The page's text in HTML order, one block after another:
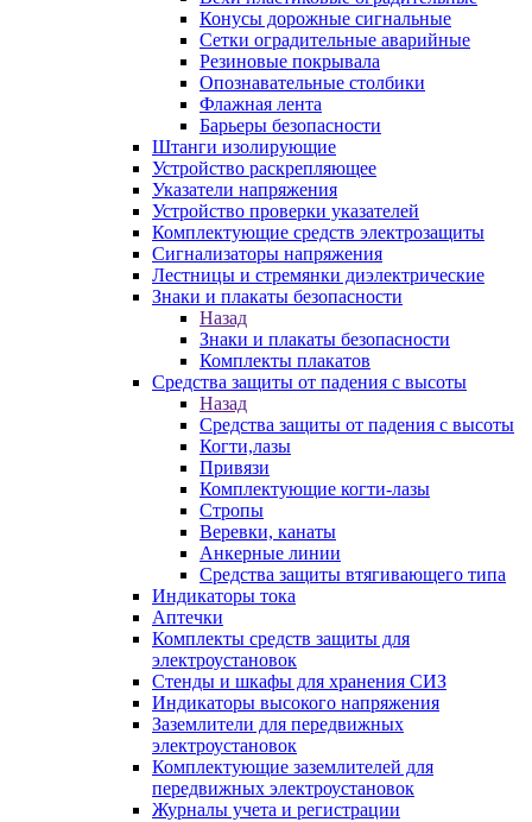
Конусы дорожные сигнальные
Сетки оградительные аварийные
Резиновые покрывала
Опознавательные столбики
Флажная лента
Барьеры безопасности
Штанги изолирующие
Устройство раскрепляющее
Указатели напряжения
Устройство проверки указателей
Комплектующие средств электрозащиты
Сигнализаторы напряжения
Лестницы и стремянки диэлектрические
Знаки и плакаты безопасности
Назад
Знаки и плакаты безопасности
Комплекты плакатов
Средства защиты от падения с высоты
Назад
Средства защиты от падения с высоты
Когти,лазы
Привязи
Комплектующие когти-лазы
Стропы
Веревки, канаты
Анкерные линии
Средства защиты втягивающего типа
Индикаторы тока
Аптечки
Комплекты средств защиты для
электроустановок
Стенды и шкафы для хранения СИЗ
Индикаторы высокого напряжения
Заземлители для передвижных
электроустановок
Комплектующие заземлителей для
передвижных электроустановок
Журналы учета и регистрации